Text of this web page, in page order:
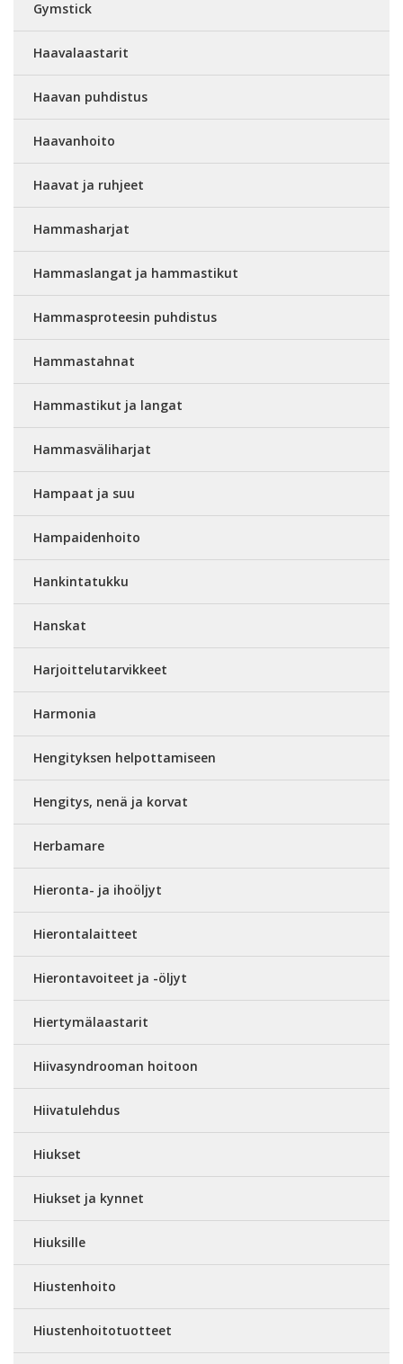
Gymstick
Haavalaastarit
Haavan puhdistus
Haavanhoito
Haavat ja ruhjeet
Hammasharjat
Hammaslangat ja hammastikut
Hammasproteesin puhdistus
Hammastahnat
Hammastikut ja langat
Hammasväliharjat
Hampaat ja suu
Hampaidenhoito
Hankintatukku
Hanskat
Harjoittelutarvikkeet
Harmonia
Hengityksen helpottamiseen
Hengitys, nenä ja korvat
Herbamare
Hieronta- ja ihoöljyt
Hierontalaitteet
Hierontavoiteet ja -öljyt
Hiertymälaastarit
Hiivasyndrooman hoitoon
Hiivatulehdus
Hiukset
Hiukset ja kynnet
Hiuksille
Hiustenhoito
Hiustenhoitotuotteet